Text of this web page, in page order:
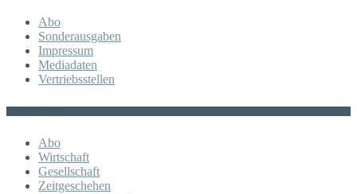
Abo
Sonderausgaben
Impressum
Mediadaten
Vertriebsstellen
Abo
Wirtschaft
Gesellschaft
Zeitgeschehen